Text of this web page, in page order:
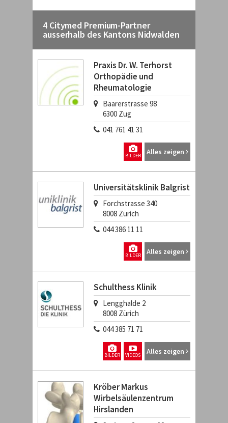
4 Citymed Premium-Partner
ausserhalb des Kantons Nidwalden
Praxis Dr. W. Terhorst
Orthopädie und
Rheumatologie
Baarerstrasse 98
6300 Zug
041 761 41 31
Alles zeigen
BILDER
Universitätsklinik Balgrist
Forchstrasse 340
8008 Zürich
044 386 11 11
Alles zeigen
BILDER
Schulthess Klinik
Lengghalde 2
8008 Zürich
044 385 71 71
Alles zeigen
VIDEOS
BILDER
Kröber Markus
Wirbelsäulenzentrum
Hirslanden